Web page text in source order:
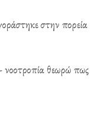
στην πορεία
νοοτροπία θεωρώ πως